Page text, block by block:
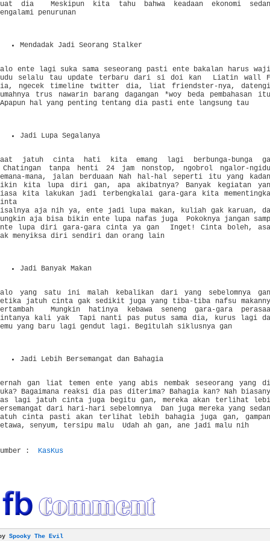
dia Meskipun kita tahu bahwa keadaan ekonomi
penurunan
Mendadak Jadi Seorang Stalker
ente lagi suka sama seseorang pasti ente bakalan harus
selalu tau update terbaru dari si doi kan Liatin wall
ngecek timeline twitter dia, liat friendster-nya,
trus nawarin barang dagangan *woy beda pembahasan
hal yang penting tentang dia pasti ente langsung tau
Jadi Lupa Segalanya
jatuh cinta hati kita emang lagi berbunga-bunga
tanpa henti 24 jam nonstop, ngobrol ngalor-
mana, jalan berduaan Nah hal-hal seperti itu yang
kita lupa diri gan, apa akibatnya? Banyak kegiatan
kita lakukan jadi terbengkalai gara-gara kita
aja nih ya, ente jadi lupa makan, kuliah gak karuan,
aja bisa bikin ente lupa nafas juga Pokoknya jangan
lupa diri gara-gara cinta ya gan Inget! Cinta boleh,
menyiksa diri sendiri dan orang lain
Jadi Banyak Makan
yang satu ini malah kebalikan dari yang sebelomnya
jatuh cinta gak sedikit juga yang tiba-tiba nafsu
Mungkin hatinya kebawa seneng gara-gara
kali yak Tapi nanti pas putus sama dia, kurus lagi
yang baru lagi gendut lagi. Begitulah siklusnya gan
Jadi Lebih Bersemangat dan Bahagia
gan liat temen ente yang abis nembak seseorang yang
Bagaimana reaksi dia pas diterima? Bahagia kan? Nah
lagi jatuh cinta juga begitu gan, mereka akan terlihat
dari hari-hari sebelomnya Dan juga mereka yang
cinta pasti akan terlihat lebih bahagia juga gan,
senyum, tersipu malu Udah ah gan, ane jadi malu nih
: KasKus
Spooky The Evil